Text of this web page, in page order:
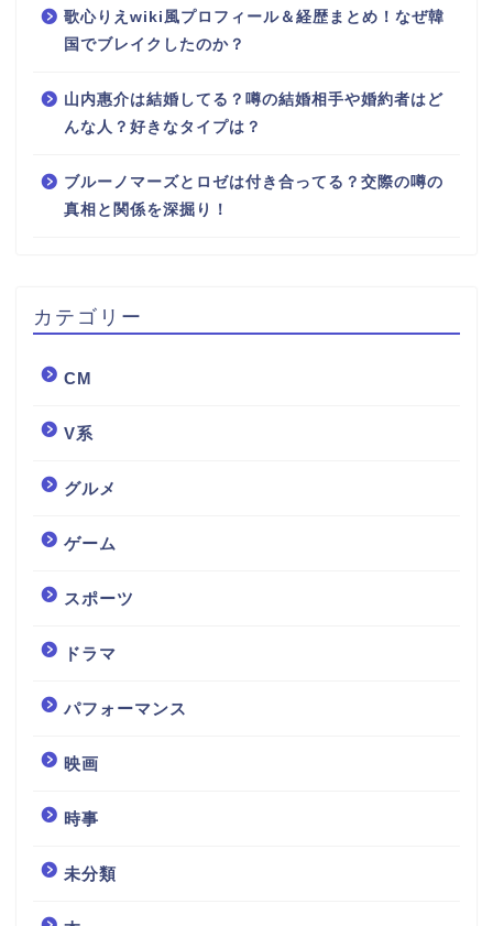
歌心りえwiki風プロフィール＆経歴まとめ！なぜ韓
国でブレイクしたのか？
山内惠介は結婚してる？噂の結婚相手や婚約者はど
んな人？好きなタイプは？
ブルーノマーズとロゼは付き合ってる？交際の噂の
真相と関係を深掘り！
カテゴリー
CM
V系
グルメ
ゲーム
スポーツ
ドラマ
パフォーマンス
映画
時事
未分類